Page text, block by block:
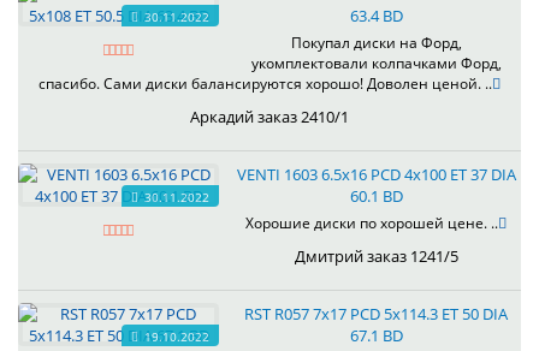
30.11.2022
63.4 BD
Покупал диски на Форд,
укомплектовали колпачками Форд,
спасибо. Сами диски балансируются хорошо! Доволен ценой. ..
Аркадий заказ 2410/1
30.11.2022
VENTI 1603 6.5x16 PCD 4x100 ET 37 DIA
60.1 BD
Хорошие диски по хорошей цене. ..
Дмитрий заказ 1241/5
19.10.2022
RST R057 7x17 PCD 5x114.3 ET 50 DIA
67.1 BD